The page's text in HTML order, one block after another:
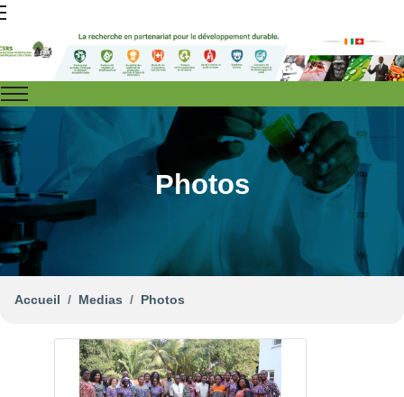
Photos
Accueil Medias Photos